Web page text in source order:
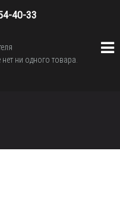
40-33
ни одного товара.